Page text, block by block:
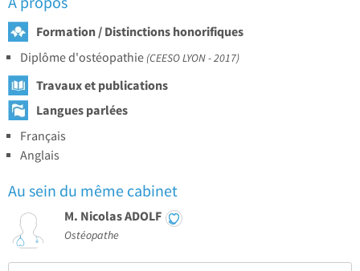
Formation / Distinctions honorifiques
Diplôme d'ostéopathie (CEESO LYON - 2017)
Travaux et publications
Langues parlées
Français
Anglais
Au sein du même cabinet
M. Nicolas ADOLF
Ostéopathe